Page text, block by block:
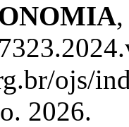
ojs/
2026.